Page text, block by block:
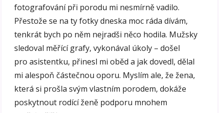
fotografování při porodu mi nesmírně vadilo.
Přestože se na ty fotky dneska moc ráda dívám,
tenkrát bych po něm nejradši něco hodila. Mužsky
sledoval měřící grafy, vykonával úkoly – došel
pro asistentku, přinesl mi oběd a jak dovedl, dělal
mi alespoň částečnou oporu. Myslím ale, že žena,
která si prošla svým vlastním porodem, dokáže
poskytnout rodící ženě podporu mnohem